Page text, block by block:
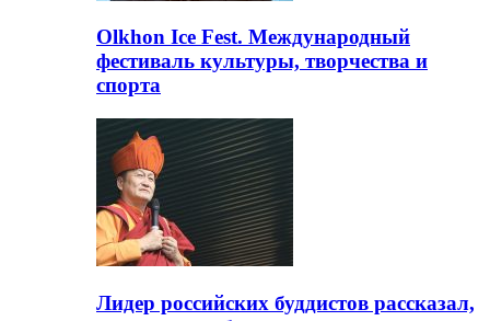
Olkhon Ice Fest. Международный
фестиваль культуры, творчества и
спорта
Лидер российских буддистов рассказал,